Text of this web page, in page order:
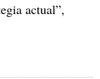
actual”,